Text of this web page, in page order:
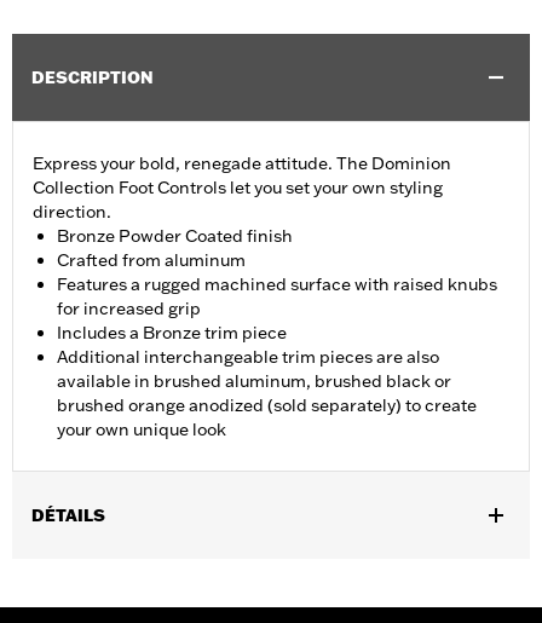
DESCRIPTION
Express your bold, renegade attitude. The Dominion
Collection Foot Controls let you set your own styling
direction.
Bronze Powder Coated finish
Crafted from aluminum
Features a rugged machined surface with raised knubs
for increased grip
Includes a Bronze trim piece
Additional interchangeable trim pieces are also
available in brushed aluminum, brushed black or
brushed orange anodized (sold separately) to create
your own unique look
DÉTAILS